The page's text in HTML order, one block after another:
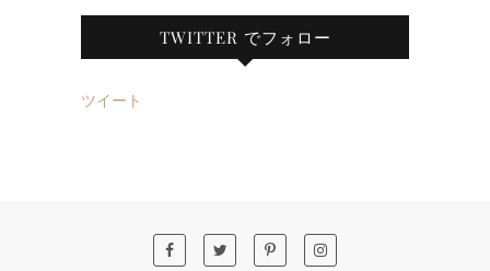
TWITTER でフォロー
ツイート